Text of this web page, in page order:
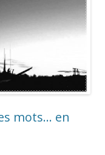
mots… en